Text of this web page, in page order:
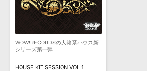
WOW!RECORDSの大箱系ハウス新
シリーズ第一弾
HOUSE KIT SESSION VOL 1